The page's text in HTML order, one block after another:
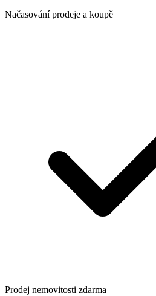
Načasování prodeje a koupě
Prodej nemovitosti zdarma